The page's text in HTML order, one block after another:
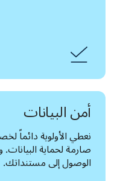
أمن البيانات
الوصول إلى مستنداتك.